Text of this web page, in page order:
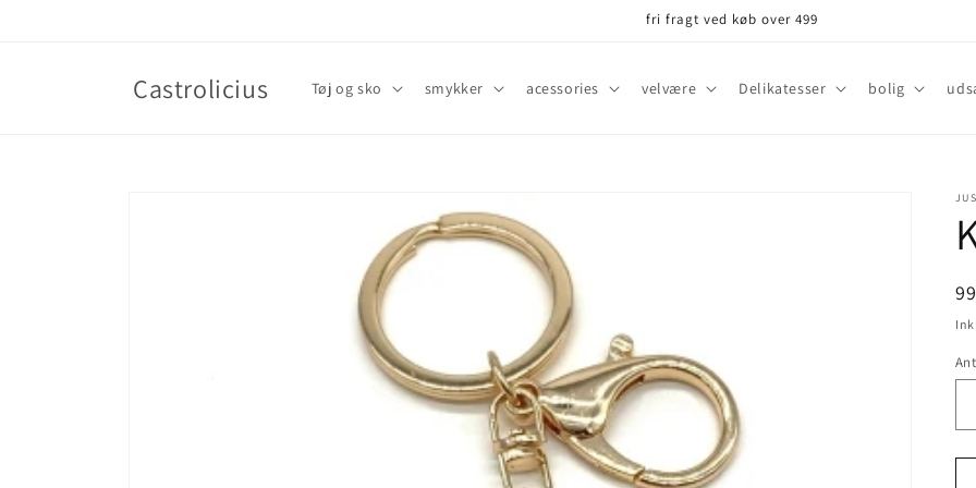
fri fragt ved køb over 499
Castrolicius Tøj og sko smykker acessories velvære Delikatesser bolig